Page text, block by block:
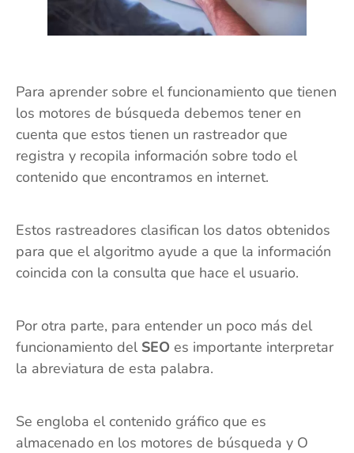
Para aprender sobre el funcionamiento que tienen
los motores de búsqueda debemos tener en
cuenta que estos tienen un rastreador que
registra y recopila información sobre todo el
contenido que encontramos en internet.
Estos rastreadores clasifican los datos obtenidos
para que el algoritmo ayude a que la información
coincida con la consulta que hace el usuario.
Por otra parte, para entender un poco más del
funcionamiento del SEO es importante interpretar
la abreviatura de esta palabra.
Se engloba el contenido gráfico que es
almacenado en los motores de búsqueda y O